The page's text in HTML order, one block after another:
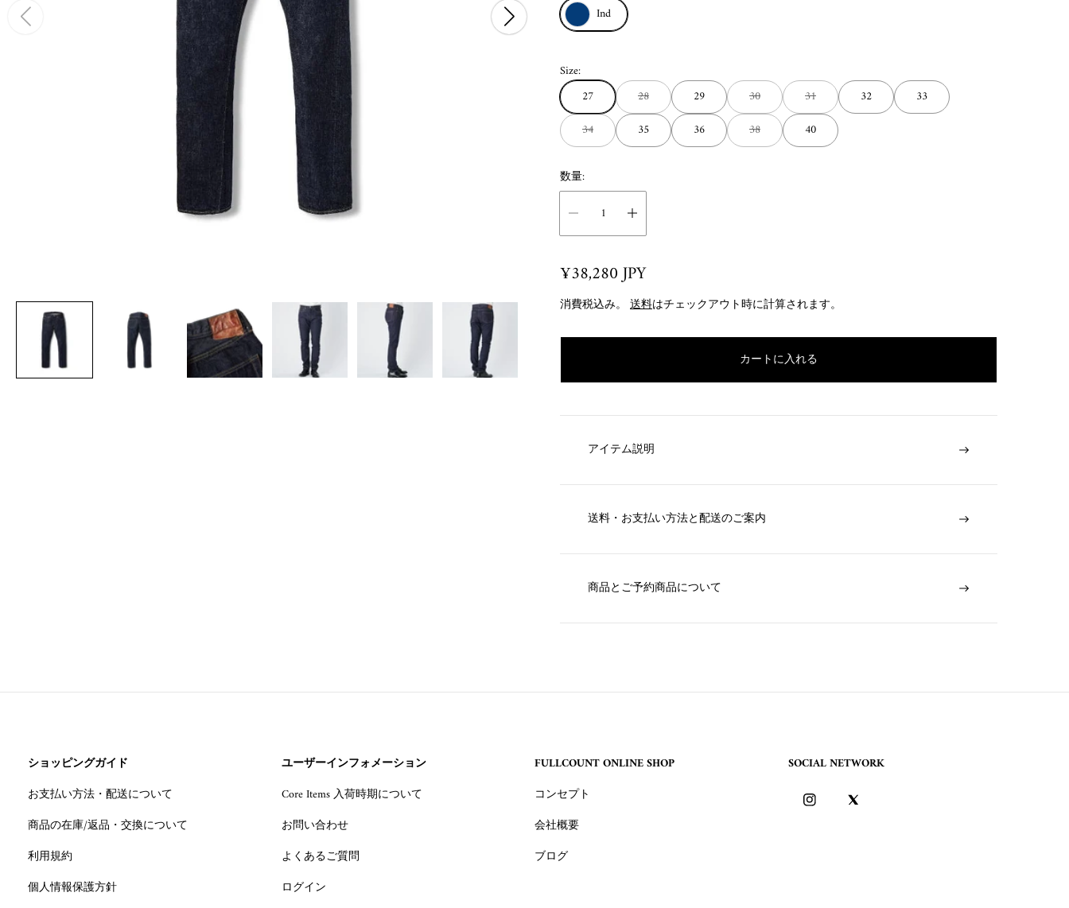
Ind
Size:
27
28 29 30 31 32
33
34
35 36 38 40
数量:
R
e
g
u
a
¥38,280 JPY
消費税込み。 送料はチェックアウト時に計算されます。
カートに入れる
アイテム説明
送料・お支払い方法と配送のご案内
商品とご予約商品について
ショッピングガイド
お支払い方法・配送について
商品の在庫/返品・交換について
利用規約
個人情報保護方針
ユーザーインフォメーション
Core Items 入荷時期について
お問い合わせ
よくあるご質問
ログイン
FULLCOUNT ONLINE SHOP
コンセプト
会社概要
ブログ
SOCIAL NETWORK